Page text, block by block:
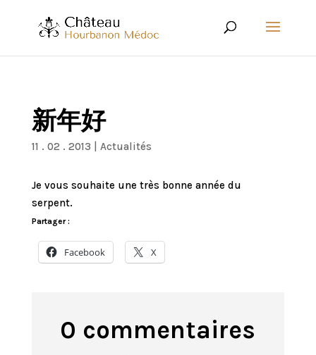
新年好
11 . 02 . 2013 Actualités
Je vous souhaite une très bonne année du
serpent.
Partager :
Facebook X
0 commentaires